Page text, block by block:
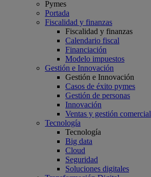
Pymes
Portada
Fiscalidad y finanzas
Fiscalidad y finanzas
Calendario fiscal
Financiación
Modelo impuestos
Gestión e Innovación
Gestión e Innovación
Casos de éxito pymes
Gestión de personas
Innovación
Ventas y gestión comercial
Tecnología
Tecnología
Big data
Cloud
Seguridad
Soluciones digitales